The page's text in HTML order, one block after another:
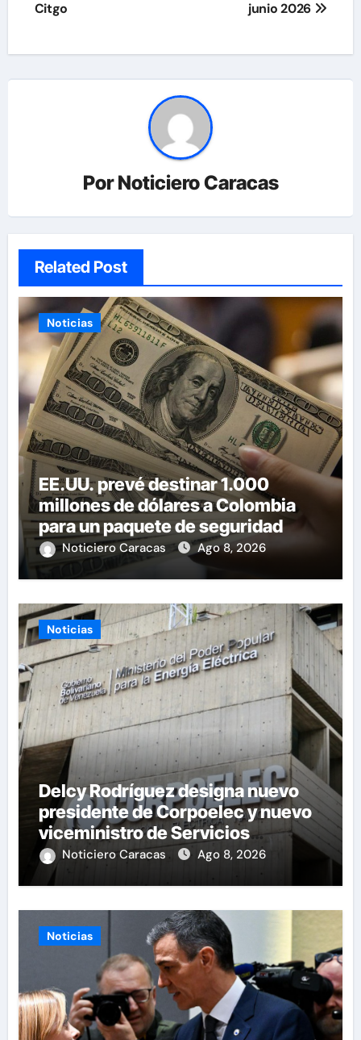
Citgo junio 2026
PorNoticiero Caracas
Related Post
Noticias
EE.UU. prevé destinar 1.000
millones de dólares a Colombia
para un paquete de seguridad
Noticiero Caracas Ago 8, 2026
Noticias
Delcy Rodríguez designa nuevo
presidente de Corpoelec y nuevo
viceministro de Servicios
Eléctricos
Noticiero Caracas Ago 8, 2026
Noticias